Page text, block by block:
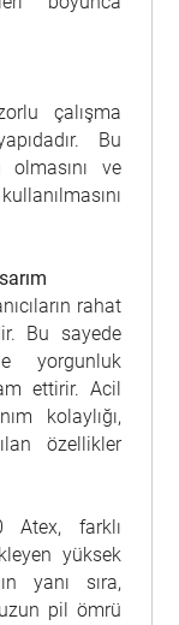
çalışma
Bu
olmasını ve
rahat
Bu sayede
yorgunluk
ettirir. Acil
kolaylığı,
özellikler
Atex, farklı
yüksek
yanı sıra,
uzun pil ömrü